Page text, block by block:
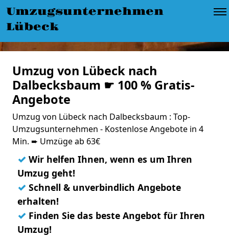
Umzugsunternehmen
Lübeck
Umzug von Lübeck nach
Dalbecksbaum ☛ 100 % Gratis-
Angebote
Umzug von Lübeck nach Dalbecksbaum : Top-
Umzugsunternehmen - Kostenlose Angebote in 4
Min. ➨ Umzüge ab 63€
✓ Wir helfen Ihnen, wenn es um Ihren
Umzug geht!
✓ Schnell & unverbindlich Angebote
erhalten!
✓ Finden Sie das beste Angebot für Ihren
Umzug!